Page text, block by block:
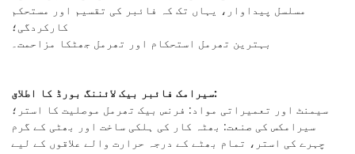
مسلسل پیداوار، یہاں تک کہ فائبر کی تقسیم اور مستحکم
کارکردگی؛
بہترین تھرمل استحکام اور تھرمل جھٹکا مزاحمت۔
سیرامک ​​فائبر بیک لائننگ بورڈ کا اطلاق:
سیمنٹ اور تعمیراتی مواد: فرنس بیک تھرمل موصلیت کا استر؛
سیرامکس کی صنعت: بھٹہ کار کی ہلکی ساخت اور بھٹی کے گرم
چہرے کی استر، تمام بھٹے کے درجہ حرارت والے علاقوں کے لیے